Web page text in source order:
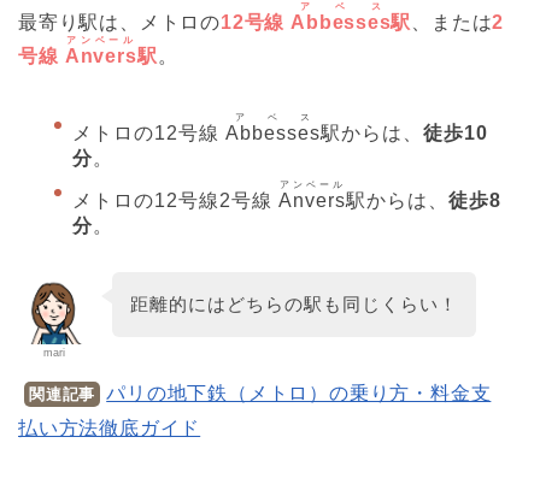
最寄り駅は、メトロの12号線 Abbesses
アベス
駅 、または2
号線 Anvers
アンベール
駅 。
メトロの12号線 Abbesses
アベス
駅からは、 徒歩10
分。
メトロの12号線2号線 Anvers
アンベール
駅からは、 徒歩8
分。
mari
距離的にはどちらの駅も同じくらい！
関連記事
パリの地下鉄（メトロ）の乗り方・料金支
払い方法徹底ガイド